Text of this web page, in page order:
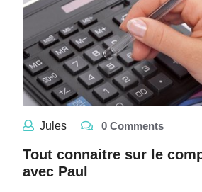
Jules 0 Comments
Tout connaitre sur le
avec Paul